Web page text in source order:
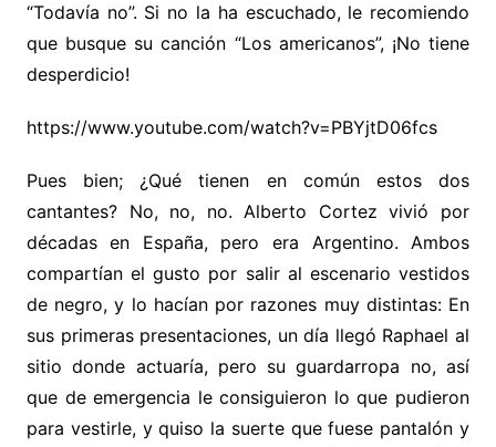
“Todavía no”. Si no la ha escuchado, le recomiendo
que busque su canción “Los americanos”, ¡No tiene
desperdicio!
https://www.youtube.com/watch?v=PBYjtD06fcs
Pues bien; ¿Qué tienen en común estos dos
cantantes? No, no, no. Alberto Cortez vivió por
décadas en España, pero era Argentino. Ambos
compartían el gusto por salir al escenario vestidos
de negro, y lo hacían por razones muy distintas: En
sus primeras presentaciones, un día llegó Raphael al
sitio donde actuaría, pero su guardarropa no, así
que de emergencia le consiguieron lo que pudieron
para vestirle, y quiso la suerte que fuese pantalón y